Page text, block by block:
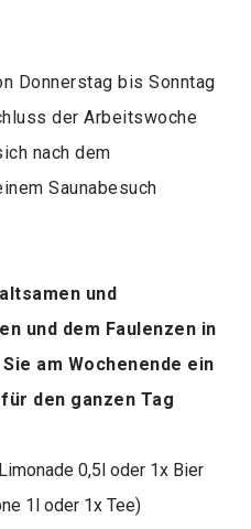
Donnerstag bis Sonntag
der Arbeitswoche
nach dem
Saunabesuch
und
und dem Faulenzen in
am Wochenende ein
den ganzen Tag
0,5l oder 1x Bier
1l oder 1x Tee)